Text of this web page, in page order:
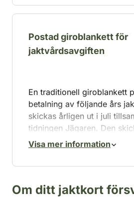
teckna ett e-fakturaavtal
senast den 30 april så att
träda i kraft för det jaktår
Att gå över till e-faktura för
är enkelt. Så här gör du:
Logga in på din internetbank.
Gör upp ett avtal (ny e-
identifikation.
Postad giroblankett för
jaktvårdsavgiften
En traditionell giroblankett
betalning av följande års
skickas årligen ut i juli
tidningen Jägaren. Den
som har betalat
referensnummer som
med vilket betalningen
Visa mer information
Om ditt jaktkort